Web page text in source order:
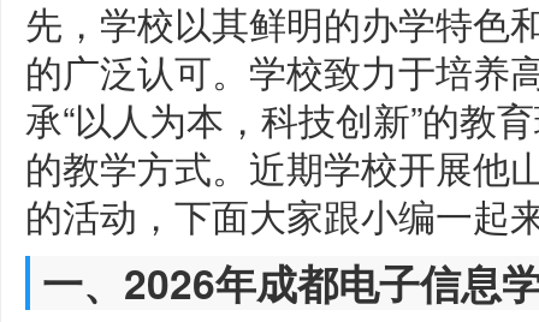
先，学校以其鲜明的办学特色
的广泛认可。学校致力于培养
承“以人为本，科技创新”的教
的教学方式。近期学校开展他
的活动，下面大家跟小编一起
一、2026年成都电子信息